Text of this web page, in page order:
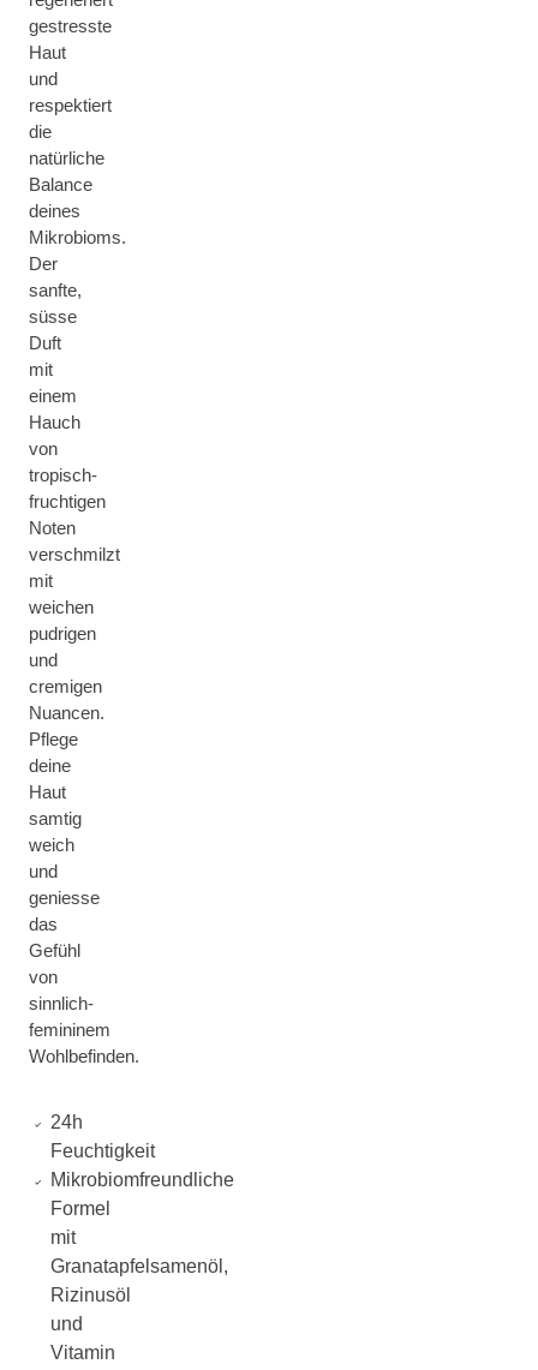
gestresste
Haut
und
respektiert
die
natürliche
Balance
deines
Mikrobioms.
Der
sanfte,
süsse
Duft
mit
einem
Hauch
von
tropisch-
fruchtigen
Noten
verschmilzt
mit
weichen
pudrigen
und
cremigen
Nuancen.
Pflege
deine
Haut
samtig
weich
und
geniesse
das
Gefühl
von
sinnlich-
femininem
Wohlbefinden.
24h
Feuchtigkeit
Mikrobiomfreundliche
Formel
mit
Granatapfelsamenöl,
Rizinusöl
und
Vitamin